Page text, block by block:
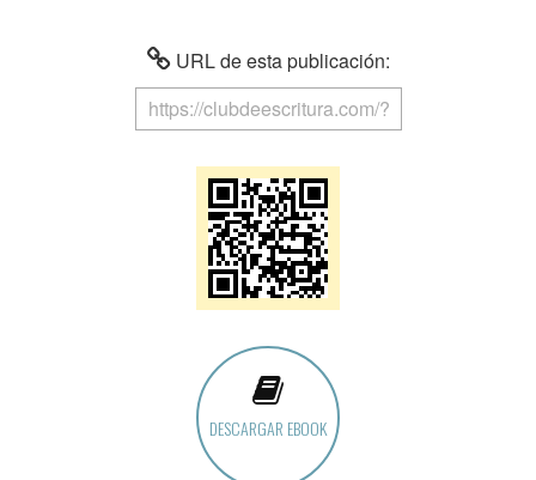
URL de esta publicación:
DESCARGAR EBOOK